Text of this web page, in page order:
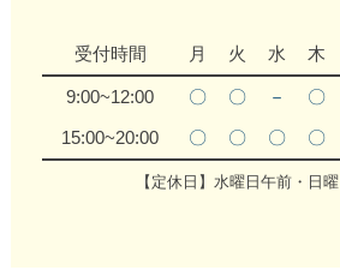
受付時間 月 火 水 木
9:00~12:00 〇 〇 － 〇
15:00~20:00
〇 〇 〇 〇
【定休日】水曜日午前・日